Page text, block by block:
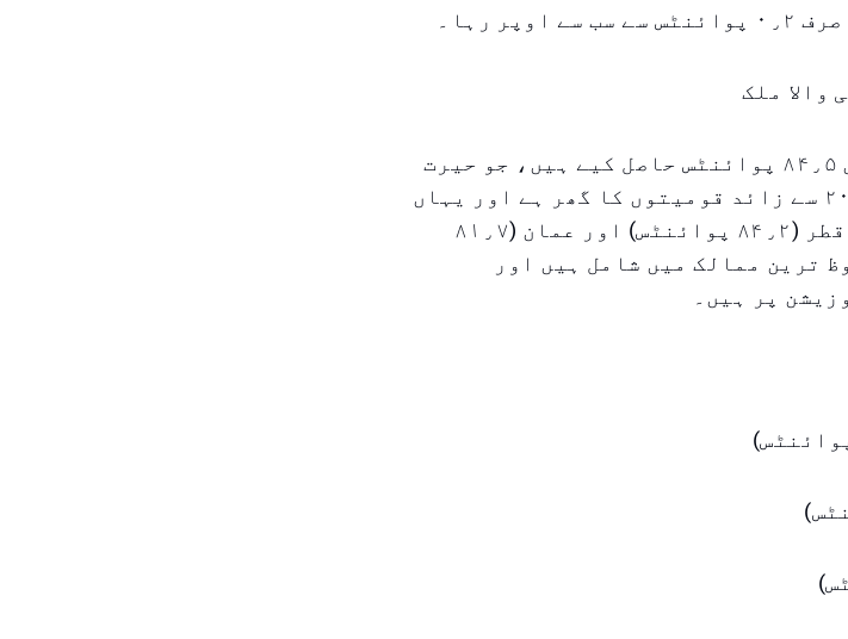
رہا۔
والا ملک
یو اے ای نے سکیورٹی انڈیکس میں ۸۴٫۵ پوائنٹس حاصل کیے ہیں، جو حیرت
کی بات نہیں ہے کیونکہ یہ ملک ۲۰۰ سے زائد قومیتوں کا گھر ہے اور یہاں
جرائم کی سطح بہت کم ہے۔ خطے سے قطر (۸۴٫۲ پوائنٹس) اور عمان (۸۱٫۷
ترین ممالک میں شامل ہیں اور
پر ہیں۔